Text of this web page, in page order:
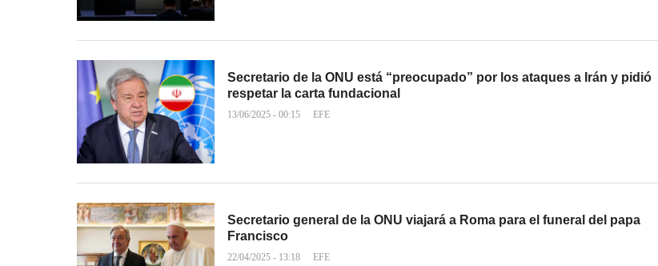
Secretario de la ONU está “preocupado” por los ataques a Irán y pidió
respetar la carta fundacional
13/06/2025 - 00:15 EFE
Secretario general de la ONU viajará a Roma para el funeral del papa
Francisco
22/04/2025 - 13:18 EFE